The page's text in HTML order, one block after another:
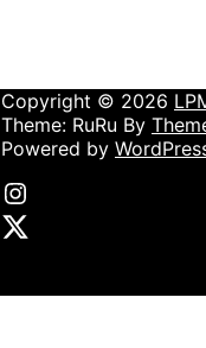
Copyright © 2026
Theme: RuRu By
Powered by
Instagram
Institut
X
Institut